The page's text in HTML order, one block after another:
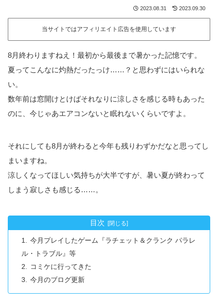
2023.08.31 2023.09.30
当サイトではアフィリエイト広告を使用しています
8月終わりますねえ！最初から最後まで暑かった記憶です。
夏ってこんなに灼熱だったっけ……？と思わずにはいられな
い。
数年前は窓開けとけばそれなりに涼しさを感じる時もあった
のに、今じゃあエアコンないと眠れないくらいですよ。
それにしても8月が終わると今年も残りわずかだなと思ってし
まいますね。
涼しくなってほしい気持ちが大半ですが、暑い夏が終わって
しまう寂しさも感じる……。
目次
今月プレイしたゲーム『ラチェット＆クランク パラレ
ル・トラブル』等
コミケに行ってきた
今月のブログ更新